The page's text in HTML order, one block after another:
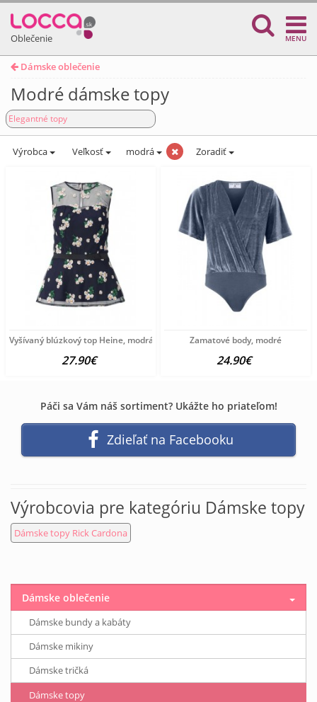
Oblečenie MENU
Dámske oblečenie
Modré dámske topy
Elegantné topy
Výrobca Veľkosť modrá Zoradiť
Vyšívaný blúzkový top Heine, modrá
27.90€
Zamatové body, modré
24.90€
Páči sa Vám náš sortiment? Ukážte ho priateľom!
Zdieľať na Facebooku
Výrobcovia pre kategóriu Dámske topy
Dámske topy Rick Cardona
Dámske oblečenie
Dámske bundy a kabáty
Dámske mikiny
Dámske tričká
Dámske topy